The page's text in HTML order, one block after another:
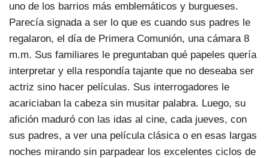
uno de los barrios más emblemáticos y burgueses.
Parecía signada a ser lo que es cuando sus padres le
regalaron, el día de Primera Comunión, una cámara 8
m.m. Sus familiares le preguntaban qué papeles quería
interpretar y ella respondía tajante que no deseaba ser
actriz sino hacer películas. Sus interrogadores le
acariciaban la cabeza sin musitar palabra. Luego, su
afición maduró con las idas al cine, cada jueves, con
sus padres, a ver una película clásica o en esas largas
noches mirando sin parpadear los excelentes ciclos de